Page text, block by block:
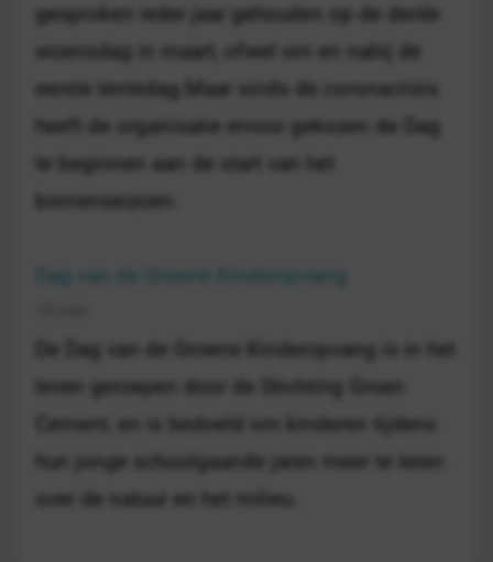
gesproken ieder jaar gehouden op de derde
woensdag in maart, ofwel om en nabij de
eerste lentedag.Maar sinds de coronacrisis
heeft de organisatie ervoor gekozen de Dag
te beginnen aan de start van het
bomenseizoen.
Dag van de Groene Kinderopvang
De Dag van de Groene Kinderopvang is in het
leven geroepen door de Stichting Groen
Cement, en is bedoeld om kinderen tijdens
hun jonge schoolgaande jaren meer te leren
over de natuur en het milieu.